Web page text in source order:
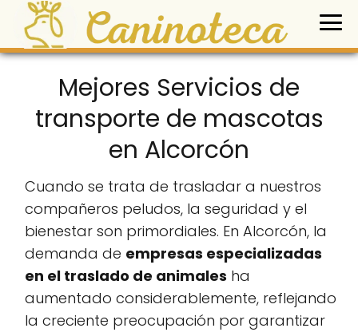
Mejores Servicios de
transporte de mascotas
en Alcorcón
Cuando se trata de trasladar a nuestros
compañeros peludos, la seguridad y el
bienestar son primordiales. En Alcorcón, la
demanda de empresas especializadas
en el traslado de animales ha
aumentado considerablemente, reflejando
la creciente preocupación por garantizar